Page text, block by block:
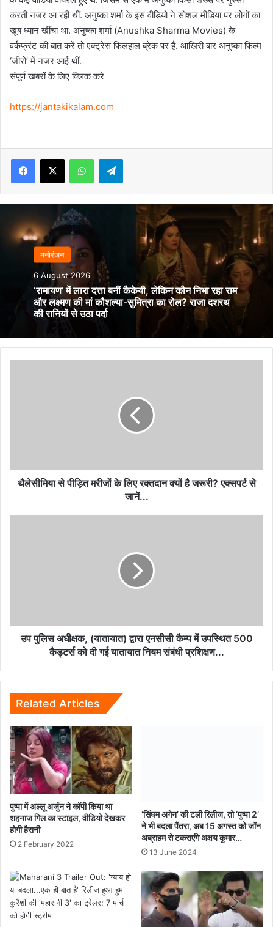
करती नजर आ रही थीं. अनुष्का शर्मा के इस वीडियो ने सोशल मीडिया पर लोगों का
खूब ध्यान खींचा था. अनुष्का शर्मा (Anushka Sharma Movies) के
वर्कफ्रंट की बात करें तो एक्ट्रेस फिलहाल ब्रेक पर हैं. आखिरी बार अनुष्का फिल्म
‘जीरो’ में नजर आई थीं.
संपूर्ण खबरों के लिए क्लिक करे
https://jantakikalam.com
Facebook
X WhatsAppTelegram
मनोरंजन
6 August 2026
‘रामायण’ में लारा दत्ता बनीं कैकेयी, लेकिन कौन निभा रहा राम
और लक्ष्मण की मां कौशल्या-सुमित्रा का रोल? राजा दशरथ
की रानियों से उठा पर्दा
है
जरूरी?
थैलेसीमिया से पीड़ित मरीजों के लिए रक्तदान क्यों है जरूरी? एक्सपर्ट से
जानें...
उपस्थित
500
यातायात
नियम
संबंधी
प्रशिक्षण...
उप पुलिस अधीक्षक, (यातायात) द्वारा एनसीसी कैम्प में उपस्थित 500
कैड्टर्स को दी गई यातायात नियम संबंधी प्रशिक्षण...
Related Articles
पुष्पा में अल्लू अर्जुन ने कॉपी किया था
शहनाज गिल का स्टाइल, वीडियो देखकर
होगी हैरानी
2 February 2022
‘सिंघम अगेन’ की टली रिलीज, तो ‘पुष्पा 2’
ने भी बदला पैंतरा, अब 15 अगस्त को जॉन
अब्राहम से टकराएंगे अक्षय कुमार…
13 June 2024